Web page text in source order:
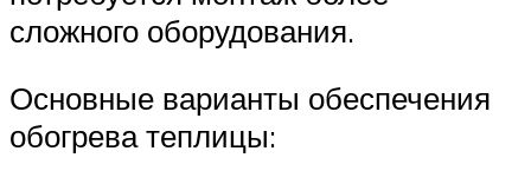
сложного оборудования.
Основные варианты обеспечения
обогрева теплицы: